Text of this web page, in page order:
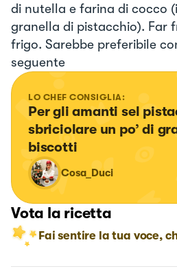
di nutella e farina di cocco
granella di pistacchio). Far
frigo. Sarebbe preferibile
seguente
LO CHEF CONSIGLIA:
Per gli amanti sel
sbriciolare un po’ di
biscotti
Cosa_Duci
Vota la ricetta
Fai sentire la tua voce,